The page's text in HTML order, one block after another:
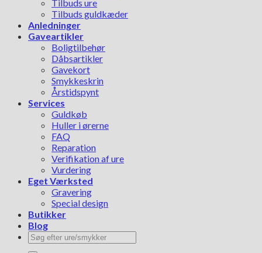
Tilbuds ure
Tilbuds guldkæder
Anledninger
Gaveartikler
Boligtilbehør
Dåbsartikler
Gavekort
Smykkeskrin
Årstidspynt
Services
Guldkøb
Huller i ørerne
FAQ
Reparation
Verifikation af ure
Vurdering
Eget Værksted
Gravering
Special design
Butikker
Blog
Søg
efter: